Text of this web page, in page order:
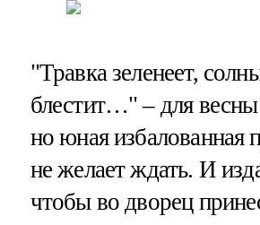
"Травка зеленеет,
блестит…" – для
но юная избалованная
не желает ждать. И
чтобы во дворец